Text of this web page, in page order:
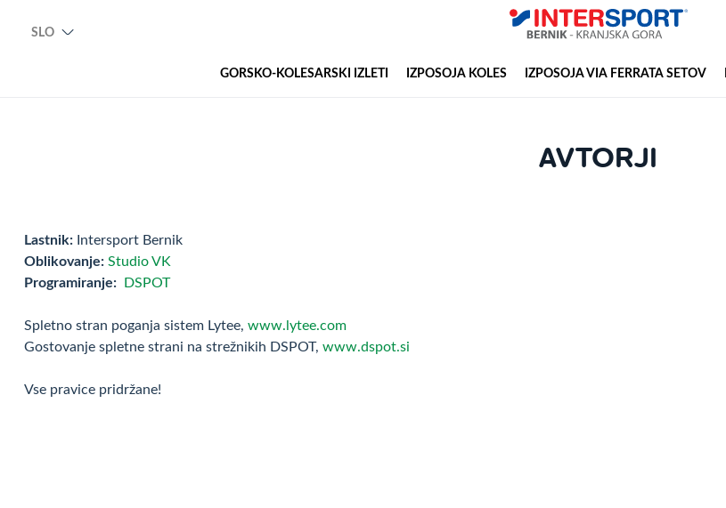
SLO
GORSKO-KOLESARSKI IZLETI IZPOSOJA KOLES IZPOSOJA VIA FERRATA SETOV
AVTORJI
Lastnik: Intersport Bernik
Oblikovanje: Studio VK
Programiranje:
DSPOT
Spletno stran poganja sistem Lytee, www.lytee.com
Gostovanje spletne strani na strežnikih DSPOT, www.dspot.si
Vse pravice pridržane!